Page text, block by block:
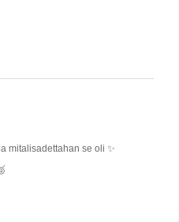
mitalisadettahan se oli ✨️